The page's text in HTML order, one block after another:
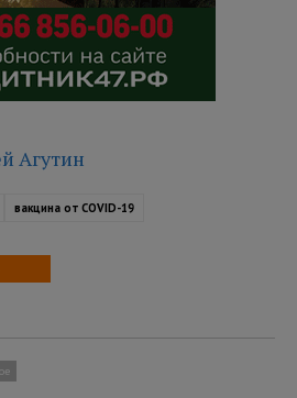
Агутин
вакцина от COVID-19